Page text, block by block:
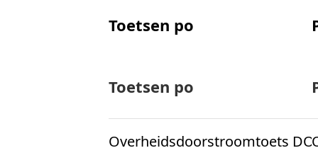
Toetsen po
Toetsen po
Overheidsdoorstroomtoets
Centrale examens vo
Centrale examens mbo